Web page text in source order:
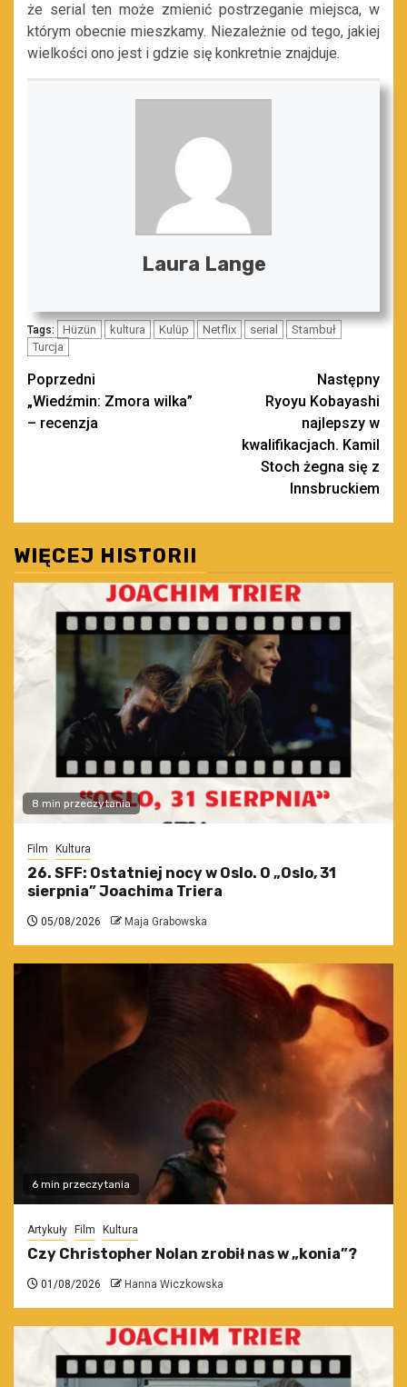
że serial ten może zmienić postrzeganie miejsca, w
którym obecnie mieszkamy. Niezależnie od tego, jakiej
wielkości ono jest i gdzie się konkretnie znajduje.
Laura Lange
Tags: Hüzün kultura Kulüp Netflix serial
Stambuł
Turcja
Zobacz
wpisy
Poprzedni
„Wiedźmin: Zmora wilka”
– recenzja
Następny
Ryoyu Kobayashi
najlepszy w
kwalifikacjach. Kamil
Stoch żegna się z
Innsbruckiem
WIĘCEJ HISTORII
8 min przeczytania
Film Kultura
26. SFF: Ostatniej nocy w Oslo. O „Oslo, 31
sierpnia” Joachima Triera
05/08/2026 Maja Grabowska
6 min przeczytania
Artykuły Film Kultura
Czy Christopher Nolan zrobił nas w „konia”?
01/08/2026 Hanna Wiczkowska